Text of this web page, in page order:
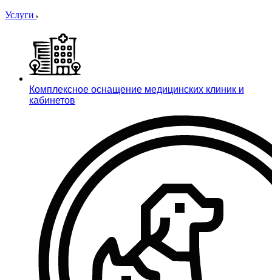
Услуги
Комплексное оснащение медицинских клиник и
кабинетов